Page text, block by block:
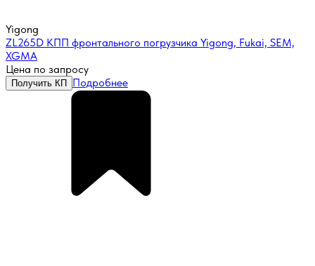
Yigong
ZL265D КПП фронтального погрузчика Yigong, Fukai, SEM,
XGMA
Цена по запросу
Получить КП Подробнее